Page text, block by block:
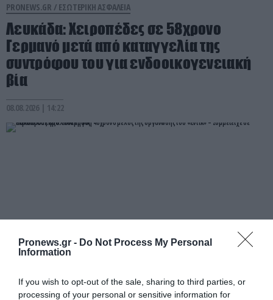
Pronews.gr - Do Not Process My Personal
Information
If you wish to opt-out of the sale, sharing to third parties, or
processing of your personal or sensitive information for
PRONEWS.GR / ΕΣΩΤΕΡΙΚΗ ΑΣΦΑΛΕΙΑ
Λευκάδα: Χειροπέδες σε 58χρονο
Γερμανό μετά από καταγγελία της
συντρόφου του για ενδοοικογενειακή
βία
08.08.2026 | 14:22
PRONEWS.GR / ΕΣΩΤΕΡΙΚΗ ΑΣΦΑΛΕΙΑ